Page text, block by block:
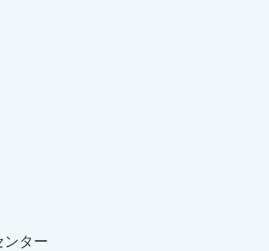
ンター